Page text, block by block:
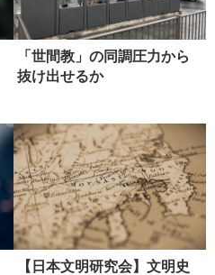
「世間教」の同調圧力から
抜け出せるか
【日本文明研究会】文明史